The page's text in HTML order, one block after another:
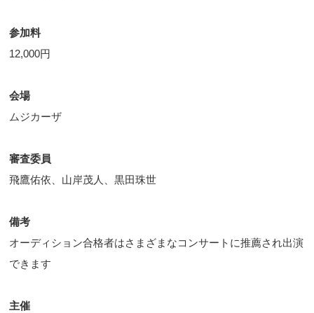
参加料
12,000円
会場
ムジカーザ
審査委員
飛鷹佑依、山岸茂人、黒田珠世
備考
オーディション合格者はさまざまなコンサートに推薦され出演
できます
主催